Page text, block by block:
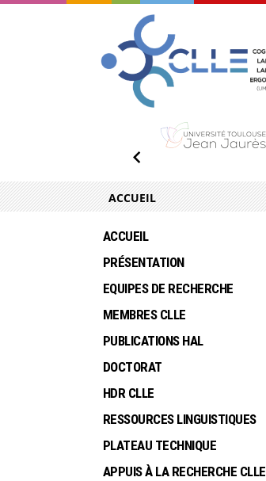
ACCUEIL
ACCUEIL
PRÉSENTATION
EQUIPES DE RECHERCHE
MEMBRES CLLE
PUBLICATIONS HAL
DOCTORAT
HDR CLLE
RESSOURCES LINGUISTIQUES
PLATEAU TECHNIQUE
APPUIS À LA RECHERCHE CLLE